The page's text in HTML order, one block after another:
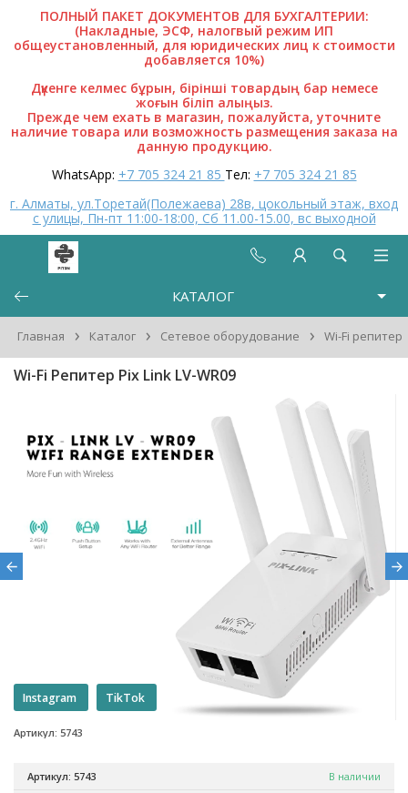
ПОЛНЫЙ ПАКЕТ ДОКУМЕНТОВ ДЛЯ БУХГАЛТЕРИИ:
(Накладные, ЭСФ, налогвый режим ИП
общеустановленный, для юридических лиц к стоимости
добавляется 10%)
Дүкенге келмес бұрын, бірінші товардың бар немесе
жоғын біліп алыңыз.
Прежде чем ехать в магазин, пожалуйста, уточните
наличие товара или возможность размещения заказа на
данную продукцию.
WhatsApp: +7 705 324 21 85 Тел: +7 705 324 21 85
г. Алматы, ул.Торетай(Полежаева) 28в, цокольный этаж, вход
с улицы, Пн-пт 11:00-18:00, Сб 11.00-15.00, вс выходной
КАТАЛОГ
Главная › Каталог › Сетевое оборудование › Wi-Fi репитер
Wi-Fi Репитер Pix Link LV-WR09
Артикул: 5743
Instagram TikTok
Артикул: 5743 В наличии